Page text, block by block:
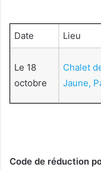
Date Lieu
Le 18
octobre
Chalet
Jaune,
Code de réduction